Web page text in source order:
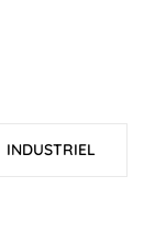
INDUSTRIEL